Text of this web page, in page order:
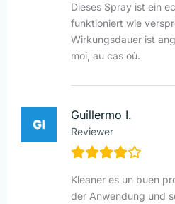
Dieses Spray ist ein
funktioniert wie
Wirkungsdauer ist
moi, au cas où.
Guillermo I.
Reviewer
Kleaner es un buen
der Anwendung und